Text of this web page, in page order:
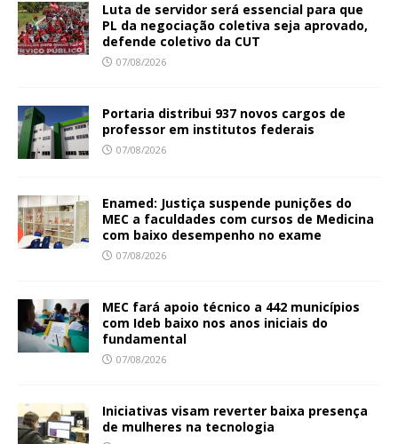
Luta de servidor será essencial para que
PL da negociação coletiva seja aprovado,
defende coletivo da CUT
07/08/2026
Portaria distribui 937 novos cargos de
professor em institutos federais
07/08/2026
Enamed: Justiça suspende punições do
MEC a faculdades com cursos de Medicina
com baixo desempenho no exame
07/08/2026
MEC fará apoio técnico a 442 municípios
com Ideb baixo nos anos iniciais do
fundamental
07/08/2026
Iniciativas visam reverter baixa presença
de mulheres na tecnologia